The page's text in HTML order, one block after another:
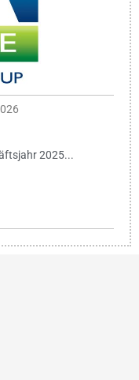
2025...